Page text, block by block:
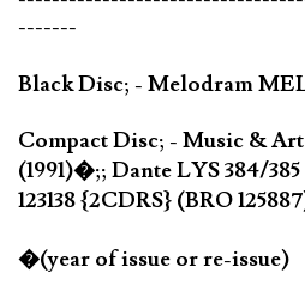
-------
Black Disc; - Melodram
Compact Disc; - Music &
(1991)�;; Dante LYS 384/
123138 {2CDRS} (BRO
�(year of issue or re-issue)